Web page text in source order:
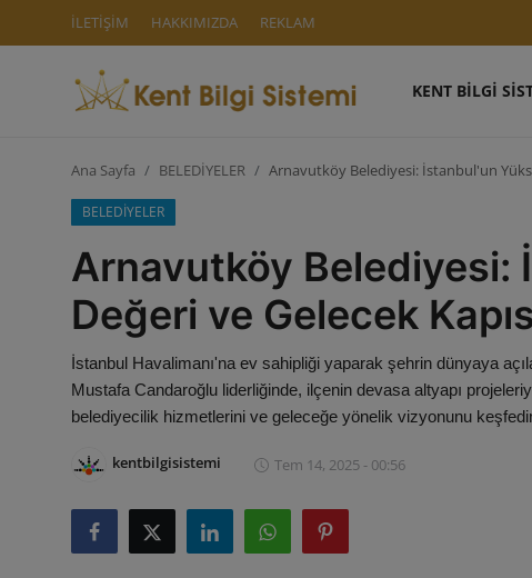
İLETİŞİM HAKKIMIZDA REKLAM
KENT BİLGİ
HAKKIMIZDA
REKLAM
AKILLI ŞEHİRLER
KENTSEL DÖNÜŞÜM
ŞİRKETLER
Ana Sayfa BELEDİYELER Arnavutköy Belediyesi: İstanbul'un
BELEDİYELER
Arnavutköy Belediyesi:
Değeri ve Gelecek
İstanbul Havalimanı'na ev sahipliği yaparak şehrin dünyaya
Mustafa Candaroğlu liderliğinde, ilçenin devasa altyapı
belediyecilik hizmetlerini ve geleceğe yönelik vizyonunu
kentbilgisistemi Tem 14, 2025 - 00:56